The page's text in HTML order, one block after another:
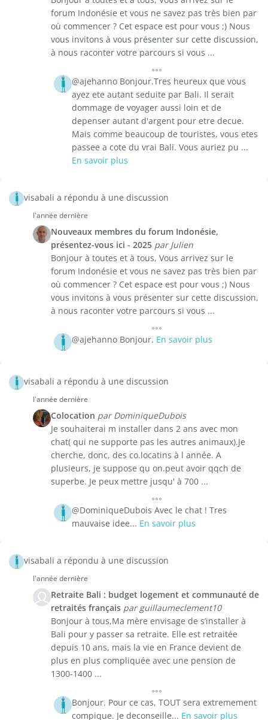
forum Indonésie et vous ne savez pas très bien par
où commencer ? Cet espace est pour vous ;) Nous
vous invitons à vous présenter sur cette discussion,
à nous raconter votre parcours si vous ...
@ajehanno Bonjour.Tres heureux que vous
ayez ete autant seduite par Bali. Il serait
dommage de voyager aussi loin et de
depenser autant d'argent pour etre decue.
Mais comme beaucoup de touristes, vous etes
passee a cote du vrai Bali. Vous auriez pu ...
En savoir plus
visabali a répondu à une discussion
l'année dernière
Nouveaux membres du forum Indonésie,
présentez-vous ici - 2025 par Julien
Bonjour à toutes et à tous, Vous arrivez sur le
forum Indonésie et vous ne savez pas très bien par
où commencer ? Cet espace est pour vous ;) Nous
vous invitons à vous présenter sur cette discussion,
à nous raconter votre parcours si vous ...
@ajehanno Bonjour. En savoir plus
visabali a répondu à une discussion
l'année dernière
Colocation par DominiqueDubois
Je souhaiterai m installer dans 2 ans avec mon
chat( qui ne supporte pas les autres animaux).Je
cherche, donc, des co.locatins à l année. A
plusieurs, je suppose qu on.peut avoir qqch de
superbe. Je peux mettre jusqu' à 700 ...
@DominiqueDubois Avec le chat ! Tres
mauvaise idee... En savoir plus
visabali a répondu à une discussion
l'année dernière
Retraite Bali : budget logement et communauté de
retraités français par guillaumeclement10
Bonjour à tous,Ma mère envisage de s’installer à
Bali pour y passer sa retraite. Elle est retraitée
depuis 10 ans, mais la vie en France devient de
plus en plus compliquée avec une pension de
1300-1400 ...
Bonjour. Pour ce cas, TOUT sera extremement
compique. Je deconseille... En savoir plus